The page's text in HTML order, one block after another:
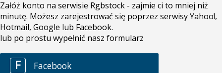
Załóż konto na serwisie Rgbstock - zajmie ci to mniej niż
minutę. Możesz zarejestrować się poprzez serwisy Yahoo!,
Hotmail, Google lub Facebook.
lub po prostu wypełnić nasz formularz
F Facebook